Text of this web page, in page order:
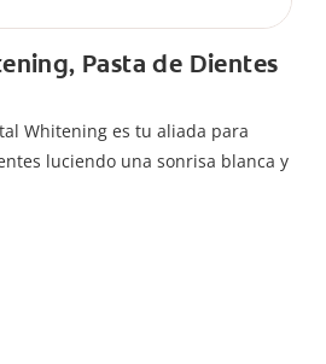
Pasta de Dientes
Whitening es tu aliada para
luciendo una sonrisa blanca y